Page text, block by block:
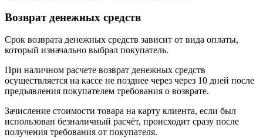
Возврат денежных средств
Срок возврата денежных средств зависит от вида оплаты,
который изначально выбрал покупатель.
При наличном расчете возврат денежных средств
осуществляется на кассе не позднее через через 10 дней после
предъявления покупателем требования о возврате.
Зачисление стоимости товара на карту клиента, если был
использован безналичный расчёт, происходит сразу после
получения требования от покупателя.